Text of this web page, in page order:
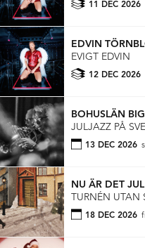
11 DEC 2026
EDVIN
EVIGT EDVIN
12 DEC 2026
BOHUSLÄN
JULJAZZ PÅ
13 DEC 2026
NU ÄR DET
TURNÉN UTAN
18 DEC 2026